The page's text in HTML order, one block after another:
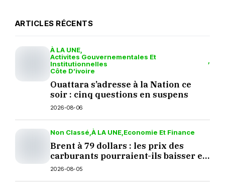
ARTICLES RÉCENTS
À LA UNE
Activites Gouvernementales Et
Institutionnelles
Côte D’ivoire
Ouattara s’adresse à la Nation ce
soir : cinq questions en suspens
2026-08-06
Non Classé À LA UNE Economie Et Finance
Brent à 79 dollars : les prix des
carburants pourraient-ils baisser en
septembre ?
2026-08-05